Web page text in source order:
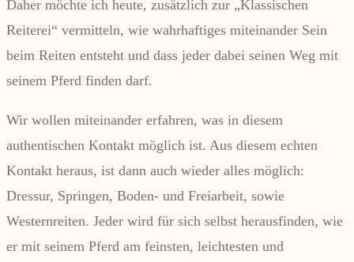
Daher möchte ich heute, zusätzlich zur „Klassischen
Reiterei“ vermitteln, wie wahrhaftiges miteinander Sein
beim Reiten entsteht und dass jeder dabei seinen Weg mit
seinem Pferd finden darf.
Wir wollen miteinander erfahren, was in diesem
authentischen Kontakt möglich ist. Aus diesem echten
Kontakt heraus, ist dann auch wieder alles möglich:
Dressur, Springen, Boden- und Freiarbeit, sowie
Westernreiten. Jeder wird für sich selbst herausfinden, wie
er mit seinem Pferd am feinsten, leichtesten und